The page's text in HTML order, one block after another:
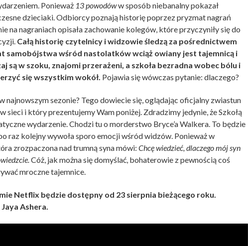
Ponieważ 13 powodóww sposób niebanalny pokazał
dzieciaki. Odbiorcy poznają historię poprzez pryzmat nagrań
na nagraniach opisała zachowanie kolegów, które przyczyniły się do
Całą historię czytelnicy i widzowie śledzą za pośrednictwem
samobójstwa wśród nastolatków wciąż owiany jest tajemnicą i
są w szoku, znajomi przerażeni, a szkoła bezradna wobec bólu i
się wszystkim wokół. Pojawia się wówczas pytanie: dlaczego?
najnowszym sezonie? Tego dowiecie się, oglądając oficjalny zwiastun
sieci i który prezentujemy Wam poniżej. Zdradzimy jedynie, że Szkołą
wydarzenie. Chodzi tu o morderstwo Bryce’a Walkera. To będzie
raz kolejny wywoła sporo emocji wśród widzów. Ponieważ w
zrozpaczona nad trumną syna mówi: Chcę wiedzieć, dlaczego mój syn
Cóż, jak można się domyślać, bohaterowie z pewnością coś
mroczne tajemnice.
Netflix będzie dostępny od 23 sierpnia bieżącego roku.
Ashera.